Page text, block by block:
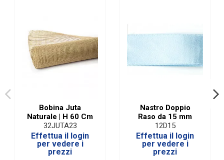
Bobina Juta
Naturale | H 60 Cm
32JUTA23
Effettua il login
per vedere i
prezzi
Nastro Doppio
Raso da 15 mm
12D15
Effettua il login
per vedere i
prezzi